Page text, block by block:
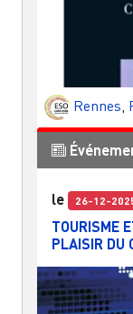
Rennes,
le 26-12-
TOURISME
PLAISIR DU